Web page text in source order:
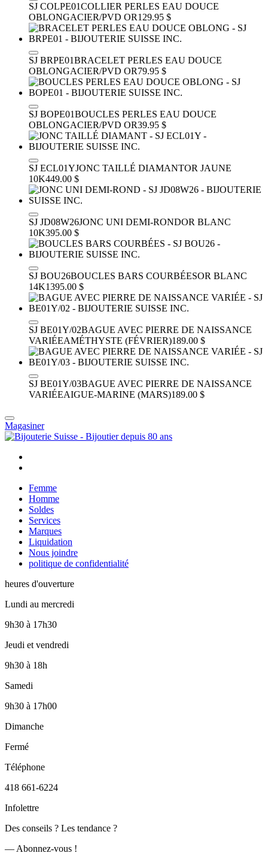
SJ COLPE01COLLIER PERLES EAU DOUCE
OBLONGACIER/PVD OR129.95 $
SJ BRPE01BRACELET PERLES EAU DOUCE
OBLONGACIER/PVD OR79.95 $
SJ BOPE01BOUCLES PERLES EAU DOUCE
OBLONGACIER/PVD OR39.95 $
SJ ECL01YJONC TAILLÉ DIAMANTOR JAUNE
10K449.00 $
SJ JD08W26JONC UNI DEMI-RONDOR BLANC
10K395.00 $
SJ BOU26BOUCLES BARS COURBÉESOR BLANC
14K1395.00 $
SJ BE01Y/02BAGUE AVEC PIERRE DE NAISSANCE
VARIÉEAMÉTHYSTE (FÉVRIER)189.00 $
SJ BE01Y/03BAGUE AVEC PIERRE DE NAISSANCE
VARIÉEAIGUE-MARINE (MARS)189.00 $
Magasiner
Femme
Homme
Soldes
Services
Marques
Liquidation
Nous joindre
politique de confidentialité
heures d'ouverture
Lundi au mercredi
9h30 à 17h30
Jeudi et vendredi
9h30 à 18h
Samedi
9h30 à 17h00
Dimanche
Fermé
Téléphone
418 661-6224
Infolettre
Des conseils ? Les tendance ?
― Abonnez-vous !